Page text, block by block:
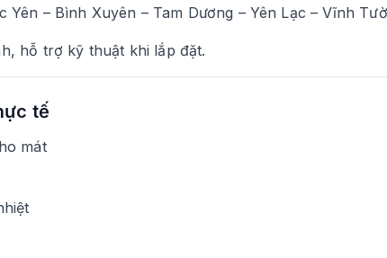
Yên – Bình Xuyên – Tam Dương – Yên Lạc – Vĩnh
hỗ trợ kỹ thuật khi lắp đặt.
tế
mát